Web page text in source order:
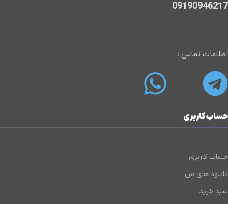
09190946217
اطلاعات تماس :
حساب کاربری
حساب کاربری
دانلود های من
سبد خرید